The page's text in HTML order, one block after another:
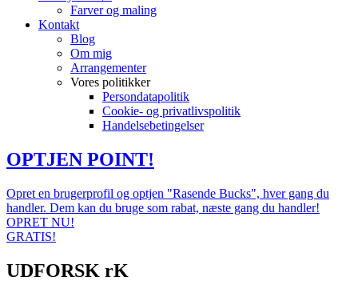
Farver og maling
Kontakt
Blog
Om mig
Arrangementer
Vores politikker
Persondatapolitik
Cookie- og privatlivspolitik
Handelsebetingelser
OPTJEN POINT!
Opret en brugerprofil og optjen "Rasende Bucks", hver gang du
handler. Dem kan du bruge som rabat, næste gang du handler!
OPRET NU!
GRATIS!
UDFORSK rK